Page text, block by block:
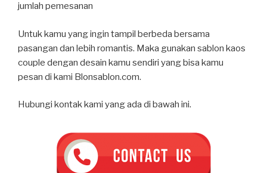
jumlah pemesanan
Untuk kamu yang ingin tampil berbeda bersama
pasangan dan lebih romantis. Maka gunakan sablon kaos
couple dengan desain kamu sendiri yang bisa kamu
pesan di kami Blonsablon.com.
Hubungi kontak kami yang ada di bawah ini.